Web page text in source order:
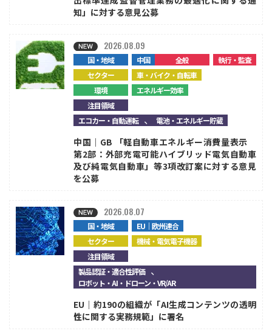
知」に対する意見公募
国・地域 中国 全般
執行・監査
セクター
車・バイク・自転車
環境
エネルギー効率
注目領域
エコカー・自動運転 、電池・エネルギー貯蔵
2026.08.09
中国｜GB 「軽自動車エネルギー消費量表示
第2部：外部充電可能ハイブリッド電気自動車
及び純電気自動車」等3項改訂案に対する意見
を公募
国・地域
EU｜欧州連合
セクター
機械・電気電子機器
注目領域
製品認証・適合性評価 、
ロボット・AI・ドローン・VR/AR
2026.08.07
EU｜約190の組織が「AI生成コンテンツの透明
性に関する実務規範」に署名